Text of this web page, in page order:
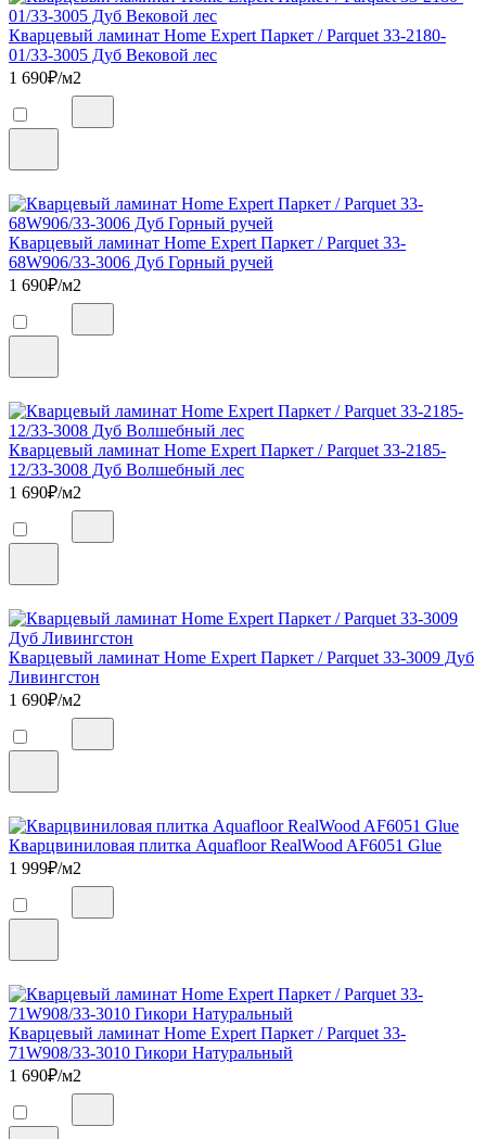
Кварцевый ламинат Home Expert Паркет / Parquet 33-2180-
01/33-3005 Дуб Вековой лес
1 690₽/м2
Кварцевый ламинат Home Expert Паркет / Parquet 33-
68W906/33-3006 Дуб Горный ручей
1 690₽/м2
Кварцевый ламинат Home Expert Паркет / Parquet 33-2185-
12/33-3008 Дуб Волшебный лес
1 690₽/м2
Кварцевый ламинат Home Expert Паркет / Parquet 33-3009 Дуб
Ливингстон
1 690₽/м2
Кварцвиниловая плитка Aquafloor RealWood AF6051 Glue
1 999₽/м2
Кварцевый ламинат Home Expert Паркет / Parquet 33-
71W908/33-3010 Гикори Натуральный
1 690₽/м2